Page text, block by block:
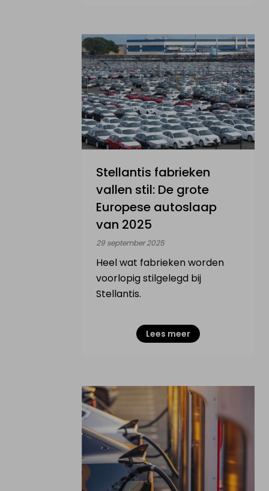
Stellantis fabrieken
vallen stil: De grote
Europese autoslaap
van 2025
29 september 2025
Heel wat fabrieken worden
voorlopig stilgelegd bij
Stellantis.
Lees meer